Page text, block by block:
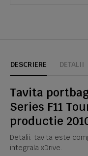
DESCRIERE DETALII
Tavita
Series F11
productie
Detalii: tavita este
integrala xDrive.